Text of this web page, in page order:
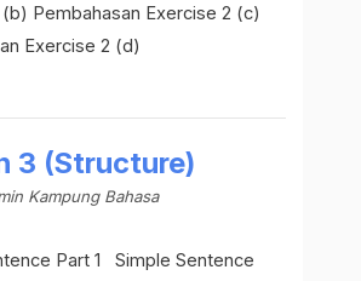
Pembahasan Exercise 2 (c)
Exercise 2 (d)
3 (Structure)
Kampung Bahasa
Part 1 Simple Sentence